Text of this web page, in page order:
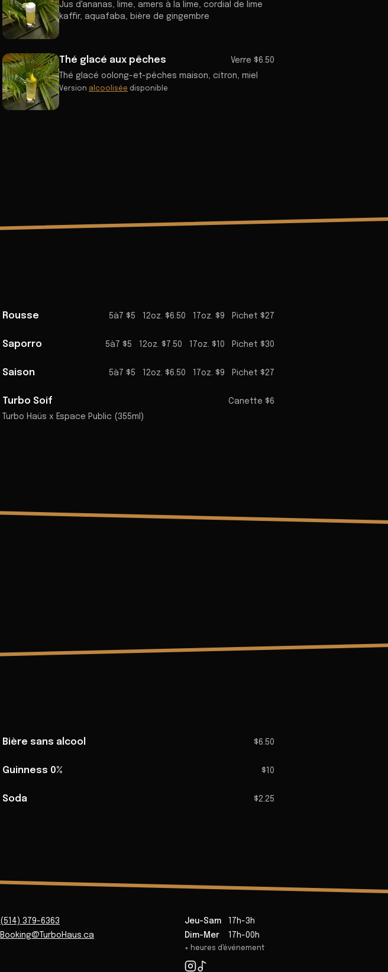
Jus d'ananas, lime, amers à la lime, cordial de lime
kaffir, aquafaba, bière de gingembre
Thé glacé aux pêches
Verre $6.50
Thé glacé oolong-et-pêches maison, citron, miel
Version alcoolisée disponible
Rousse 5à7 $5 12oz. $6.50 17oz. $9 Pichet $27
Saporro 5à7 $5 12oz. $7.50 17oz. $10 Pichet $30
Saison 5à7 $5 12oz. $6.50 17oz. $9 Pichet $27
Turbo Soif
Canette $6
Turbo Haüs x Espace Public (355ml)
Bière sans alcool $6.50
Guinness 0% $10
Soda $2.25
(514) 379-6363
Booking@TurboHaus.ca
Jeu-Sam
17h-3h
Dim-Mer
17h-00h
+ heures d'événement